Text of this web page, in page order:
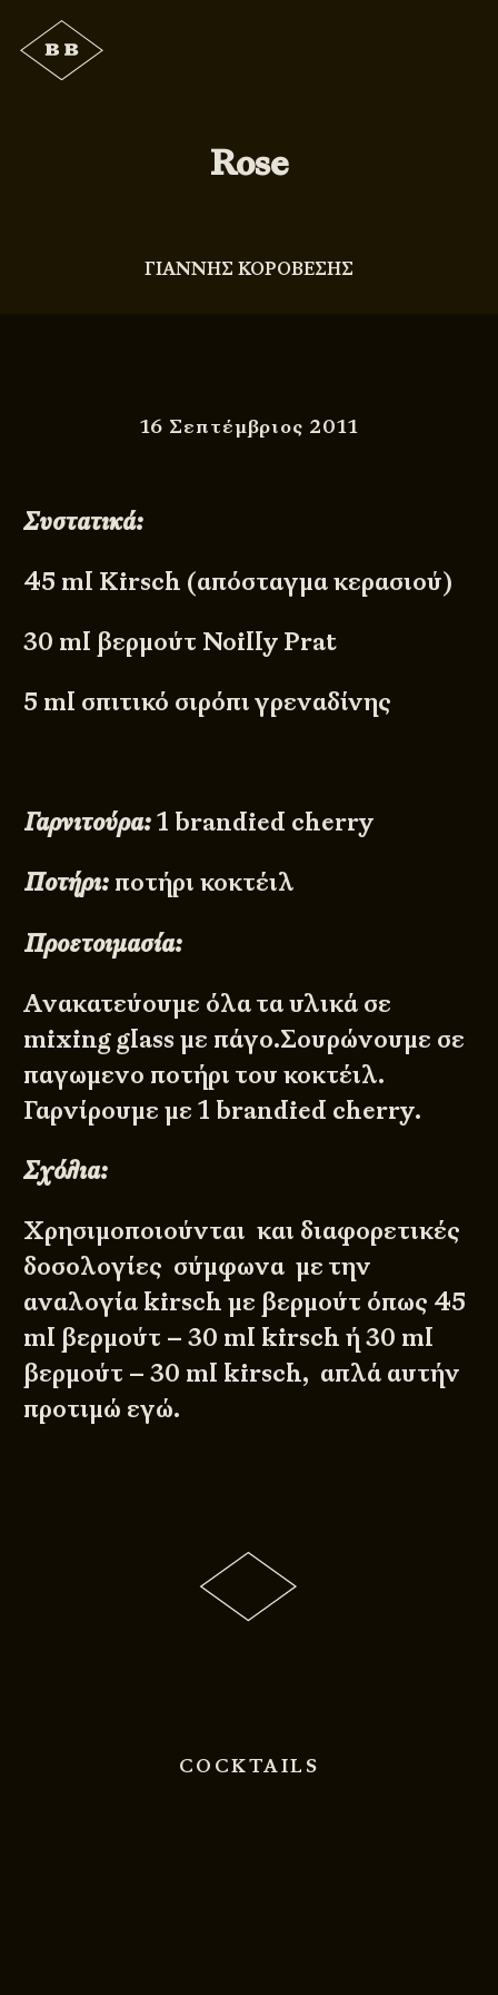
Rose
ΓΙΑΝΝΗΣ ΚΟΡΟΒΕΣΗΣ
16 Σεπτέμβριος 2011
Συστατικά:
45 ml Kirsch (απόσταγμα κερασιού)
30 ml βερμούτ Noilly Prat
5 ml σπιτικό σιρόπι γρεναδίνης
Γαρνιτούρα:1 brandied cherry
Ποτήρι: ποτήρι κοκτέιλ
Προετοιμασία:
Ανακατεύουμε όλα τα υλικά σε
mixing glass με πάγο.Σουρώνουμε σε
παγωμενο ποτήρι του κοκτέιλ.
Γαρνίρουμε με 1 brandied cherry.
Σχόλια:
Χρησιμοποιούνται και διαφορετικές
δοσολογίες σύμφωνα με την
αναλογία kirsch με βερμούτ όπως 45
ml βερμούτ – 30 ml kirsch ή 30 ml
βερμούτ – 30 ml kirsch, απλά αυτήν
προτιμώ εγώ.
COCKTAILS